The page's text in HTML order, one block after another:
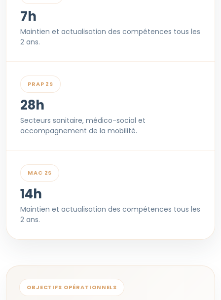
7h
Maintien et actualisation des compétences tous les
2 ans.
PRAP 2S
28h
Secteurs sanitaire, médico-social et
accompagnement de la mobilité.
MAC 2S
14h
Maintien et actualisation des compétences tous les
2 ans.
OBJECTIFS OPÉRATIONNELS